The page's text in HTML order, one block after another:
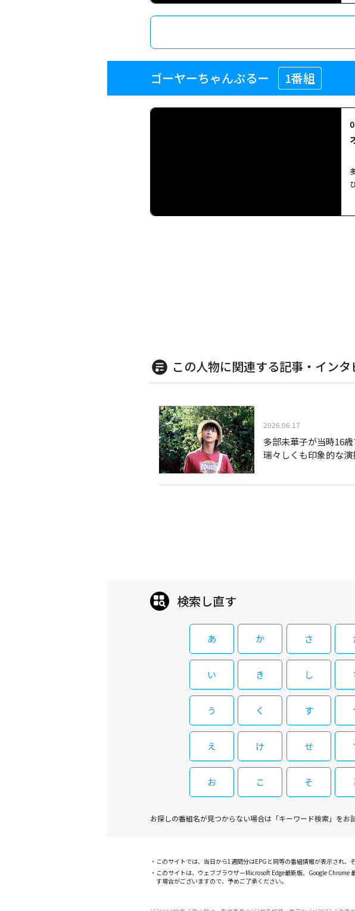
ゴーヤーちゃんぷるー 1番組
この人物に関連する記事・インタ
2026.06.17
多部未華子が当時16
瑞々しくも印象的な
検索し直す
あ
い
う
え
お
か
き
く
け
こ
さ
し
す
せ
そ
お探しの番組名が見つからない場合は「キーワード検索」をお
このサイトでは、当日から1週間分はEPGと同等の番組情報が表示され
このサイトは、ウェブブラウザーMicrosoft Edge最新版、Google
す場合がございますので、予めご了承ください。